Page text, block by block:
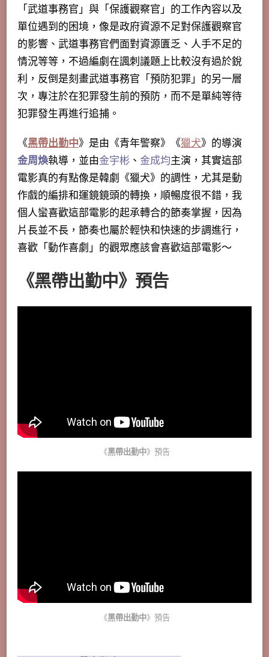
「武道事務官」與「保護觀察官」的工作內容以及
單位遇到的困境，像是政府資源不足對保護觀察官
的影響、武道事務官們面對資源匱乏、人手不足的
情況等等，不過編劇在諷刺議題上比較沒有過於銳
利，反倒是刻畫武道事務官 「預防犯罪」的另一層
次，專注於在犯罪發生前的預防，而不是單純等待
犯罪發生再進行追捕。
《黑帶出勤中》是由《青年警察》《獵犬》的導演
金周煥執導，並由金宇彬 、 金成均主演，其實這部
電影真的有點像是韓劇《獵犬》的調性，尤其是動
作戲的編排和運鏡鏡頭的轉換，順暢度很不錯，我
個人蠻喜歡這部電影的起承轉合的節奏掌握，因為
片長並不長，節奏也屬於輕快和快速的步調進行，
喜歡「動作喜劇」的觀眾應該會喜歡這部電影～
《黑帶出勤中》預告
《黑帶出勤中》預告
《黑帶出勤中》預告